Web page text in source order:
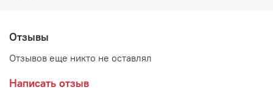
Отзывы
Отзывов еще никто не оставлял
Написать отзыв